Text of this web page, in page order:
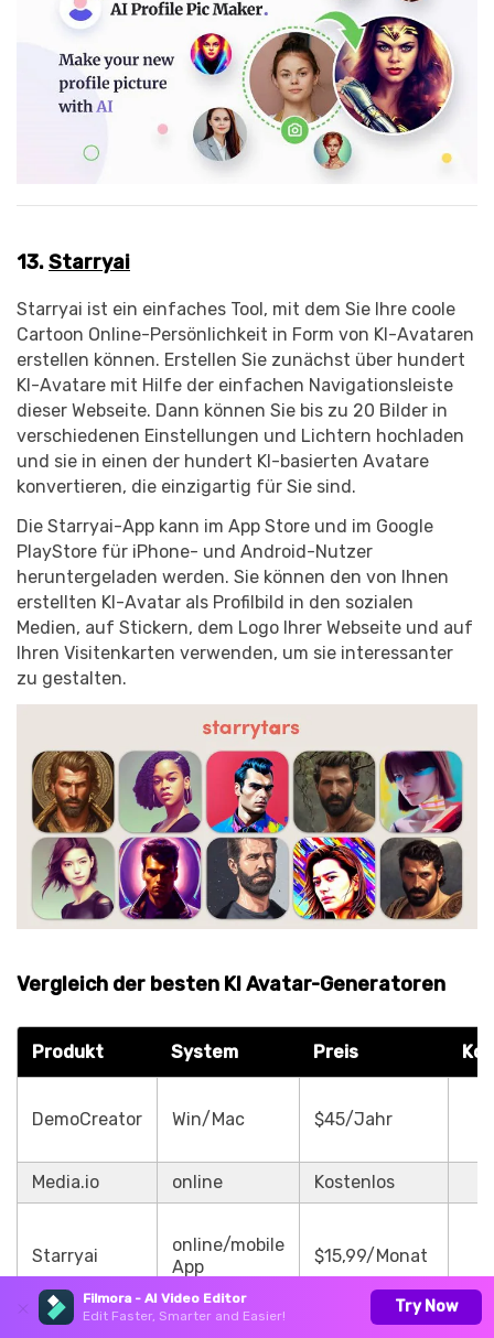
Filmora - AI Video Editor
Edit Faster, Smarter and Easier!
Try Now
13.Starryai
Starryai ist ein einfaches Tool, mit dem Sie Ihre coole
Cartoon Online-Persönlichkeit in Form von KI-Avataren
erstellen können. Erstellen Sie zunächst über hundert
KI-Avatare mit Hilfe der einfachen Navigationsleiste
dieser Webseite. Dann können Sie bis zu 20 Bilder in
verschiedenen Einstellungen und Lichtern hochladen
und sie in einen der hundert KI-basierten Avatare
konvertieren, die einzigartig für Sie sind.
Die Starryai-App kann im App Store und im Google
PlayStore für iPhone- und Android-Nutzer
heruntergeladen werden. Sie können den von Ihnen
erstellten KI-Avatar als Profilbild in den sozialen
Medien, auf Stickern, dem Logo Ihrer Webseite und auf
Ihren Visitenkarten verwenden, um sie interessanter
zu gestalten.
Vergleich der besten KI Avatar-Generatoren
Produkt System Preis
DemoCreator Win/Mac $45/Jahr
Media.io online Kostenlos
Starryai
online/mobile
App
$15,99/Monat